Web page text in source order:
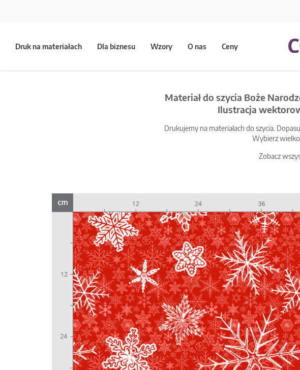
Druk na materiałach Dla biznesu Wzory O nas Ceny
Materiał do szycia Boże
Ilustracja
Drukujemy na materiałach do szycia.
Wybierz
Zobacz